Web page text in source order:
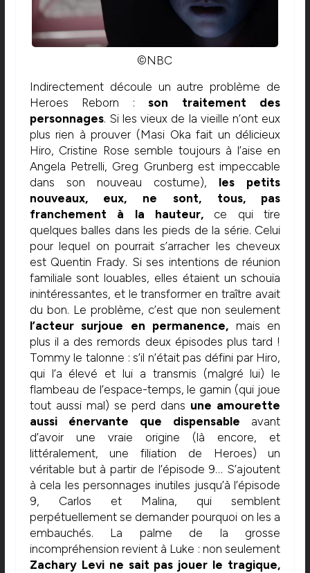
©NBC
Indirectement découle un autre problème de
Heroes Reborn :son traitement des
personnages. Si les vieux de la vieille n’ont eux
plus rien à prouver (Masi Oka fait un délicieux
Hiro, Cristine Rose semble toujours à l’aise en
Angela Petrelli, Greg Grunberg est impeccable
dans son nouveau costume), les petits
nouveaux, eux, ne sont, tous, pas
franchement à la hauteur, ce qui tire
quelques balles dans les pieds de la série. Celui
pour lequel on pourrait s’arracher les cheveux
est Quentin Frady. Si ses intentions de réunion
familiale sont louables, elles étaient un schouïa
inintéressantes, et le transformer en traître avait
du bon. Le problème, c’est que non seulement
l’acteur surjoue en permanence, mais en
plus il a des remords deux épisodes plus tard !
Tommy le talonne : s’il n’était pas défini par Hiro,
qui l’a élevé et lui a transmis (malgré lui) le
flambeau de l’espace-temps, le gamin (qui joue
tout aussi mal) se perd dans une amourette
aussi énervante que dispensable avant
d’avoir une vraie origine (là encore, et
littéralement, une filiation de Heroes) un
véritable but à partir de l’épisode 9… S’ajoutent
à cela les personnages inutiles jusqu’à l’épisode
9, Carlos et Malina, qui semblent
perpétuellement se demander pourquoi on les a
embauchés. La palme de la grosse
incompréhension revient à Luke : non seulement
Zachary Levi ne sait pas jouer le tragique,